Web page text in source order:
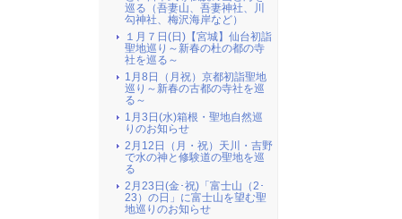
巡る（吾妻山、吾妻神社、川
勾神社、梅沢海岸など）
１月７日(日)【宮城】仙台初詣
聖地巡り～新春の杜の都の寺
社を巡る～
1月8日（月祝）京都初詣聖地
巡り～新春の古都の寺社を巡
る～
1月3日(水)箱根・聖地自然巡
りのお知らせ
2月12日（月・祝）天川・吉野
で水の神と修験道の聖地を巡
る
2月23日(金･祝)「富士山（2･
23）の日」に富士山を望む聖
地巡りのお知らせ